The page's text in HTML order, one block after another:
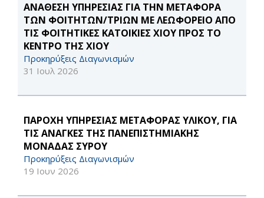
ΑΝΑΘΕΣΗ ΥΠΗΡΕΣΙΑΣ ΓΙΑ ΤΗΝ ΜΕΤΑΦΟΡΑ
ΤΩΝ ΦΟΙΤΗΤΩΝ/ΤΡΙΩΝ ΜΕ ΛΕΩΦΟΡΕΙΟ ΑΠΟ
ΤΙΣ ΦΟΙΤΗΤΙΚΕΣ ΚΑΤΟΙΚΙΕΣ ΧΙΟΥ ΠΡΟΣ ΤΟ
ΚΕΝΤΡΟ ΤΗΣ ΧΙΟΥ
Προκηρύξεις Διαγωνισμών
31 Ιουλ 2026
ΠΑΡΟΧΗ ΥΠΗΡΕΣΙΑΣ ΜΕΤΑΦΟΡΑΣ ΥΛΙΚΟΥ, ΓΙΑ
ΤΙΣ ΑΝΑΓΚΕΣ ΤΗΣ ΠΑΝΕΠΙΣΤΗΜΙΑΚΗΣ
ΜΟΝΑΔΑΣ ΣΥΡΟΥ
Προκηρύξεις Διαγωνισμών
19 Ιουν 2026